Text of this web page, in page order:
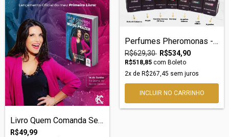
Livro Quem Comanda Seu Desejo? Muito Pra...
R$49,99
Perfumes Pheromonas - Kit 7 perfumes
R$629,30 R$534,90
R$518,85 com Boleto
2x de R$267,45 sem juros